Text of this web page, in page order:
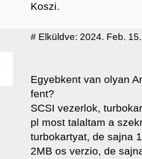
Koszi.
# Elküldve: 2024. Feb.
Egyebkent van olyan
fent?
SCSI vezerlok,
pl most talaltam a
turbokartyat, de sajna
2MB os verzio, de